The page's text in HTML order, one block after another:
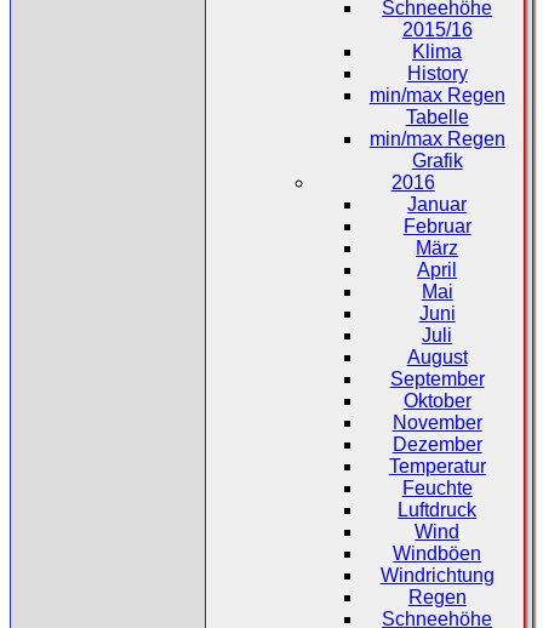
Schneehöhe
2015/16
Klima
History
min/max Regen
Tabelle
min/max Regen
Grafik
2016
Januar
Februar
März
April
Mai
Juni
Juli
August
September
Oktober
November
Dezember
Temperatur
Feuchte
Luftdruck
Wind
Windböen
Windrichtung
Regen
Schneehöhe